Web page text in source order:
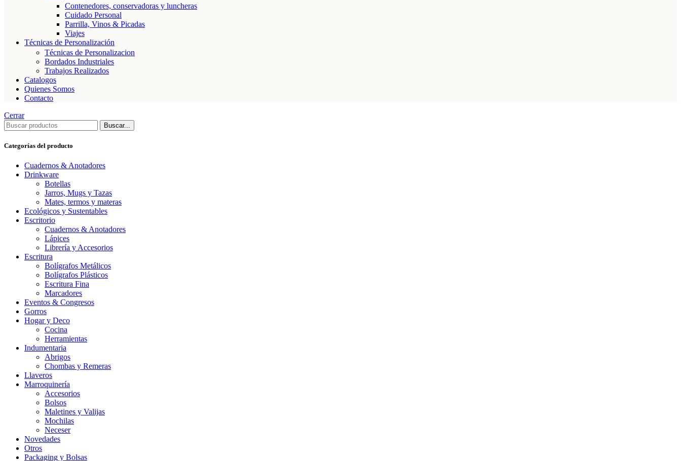
Contenedores, conservadoras y luncheras
Cuidado Personal
Parrilla, Vinos & Picadas
Viajes
Técnicas de Personalización
Técnicas de Personalizacion
Bordados Industriales
Trabajos Realizados
Catalogos
Quienes Somos
Contacto
Cerrar
Buscar...
Categorías del producto
Cuadernos & Anotadores
Drinkware
Botellas
Jarros, Mugs y Tazas
Mates, termos y materas
Ecológicos y Sustentables
Escritorio
Cuadernos & Anotadores
Lápices
Librería y Accesorios
Escritura
Bolígrafos Metálicos
Bolígrafos Plásticos
Escritura Fina
Marcadores
Eventos & Congresos
Gorros
Hogar y Deco
Cocina
Herramientas
Indumentaria
Abrigos
Chombas y Remeras
Llaveros
Marroquinería
Accesorios
Bolsos
Maletines y Valijas
Mochilas
Neceser
Novedades
Otros
Packaging y Bolsas